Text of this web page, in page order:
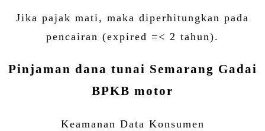
Jika pajak mati, maka diperhitungkan pada
pencairan (expired =< 2 tahun).
Pinjaman dana tunai Semarang Gadai
BPKB motor
Keamanan Data Konsumen